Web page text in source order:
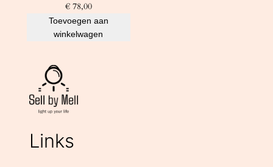
€78,00
Toevoegen aan
winkelwagen
Links